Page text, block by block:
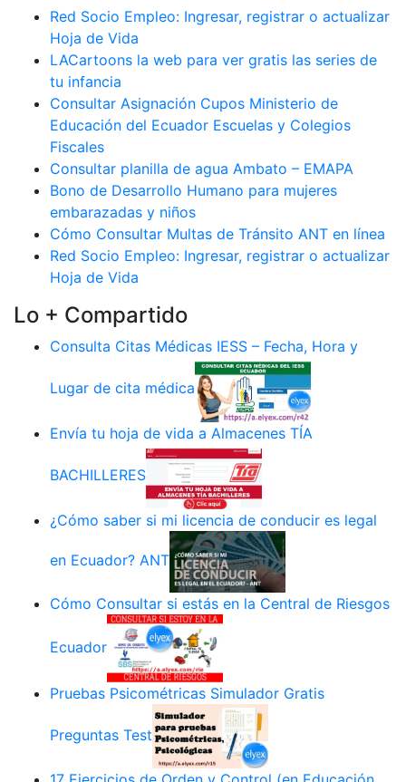
Red Socio Empleo: Ingresar, registrar o actualizar
Hoja de Vida
LACartoons la web para ver gratis las series de
tu infancia
Consultar Asignación Cupos Ministerio de
Educación del Ecuador Escuelas y Colegios
Fiscales
Consultar planilla de agua Ambato – EMAPA
Bono de Desarrollo Humano para mujeres
embarazadas y niños
Cómo Consultar Multas de Tránsito ANT en línea
Red Socio Empleo: Ingresar, registrar o actualizar
Hoja de Vida
Lo + Compartido
Consulta Citas Médicas IESS – Fecha, Hora y
Lugar de cita médica
Envía tu hoja de vida a Almacenes TÍA
BACHILLERES
¿Cómo saber si mi licencia de conducir es legal
en Ecuador? ANT
Cómo Consultar si estás en la Central de Riesgos
Ecuador
Pruebas Psicométricas Simulador Gratis
Preguntas Test